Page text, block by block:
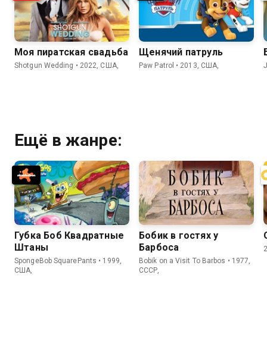
Моя пиратская свадьба
Shotgun Wedding • 2022, США,
Щенячий патруль
Paw Patrol • 2013, США,
Ещё в жанре:
Губка Боб Квадратные
Штаны
SpongeBob SquarePants • 1999,
США,
Бобик в гостях у
Барбоса
Bobik on a Visit To Barbos • 1977,
СССР,